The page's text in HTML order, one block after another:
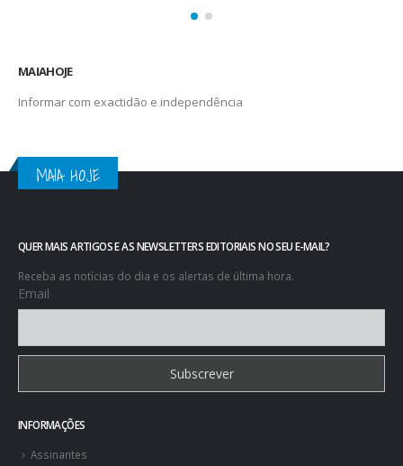
MAIAHOJE
Informar com exactidão e independência
MAIA HOJE
QUER MAIS ARTIGOS E AS NEWSLETTERS EDITORIAIS NO SEU E-MAIL?
Receba as notícias do dia e os alertas de última hora.
Email
INFORMAÇÕES
Assinantes